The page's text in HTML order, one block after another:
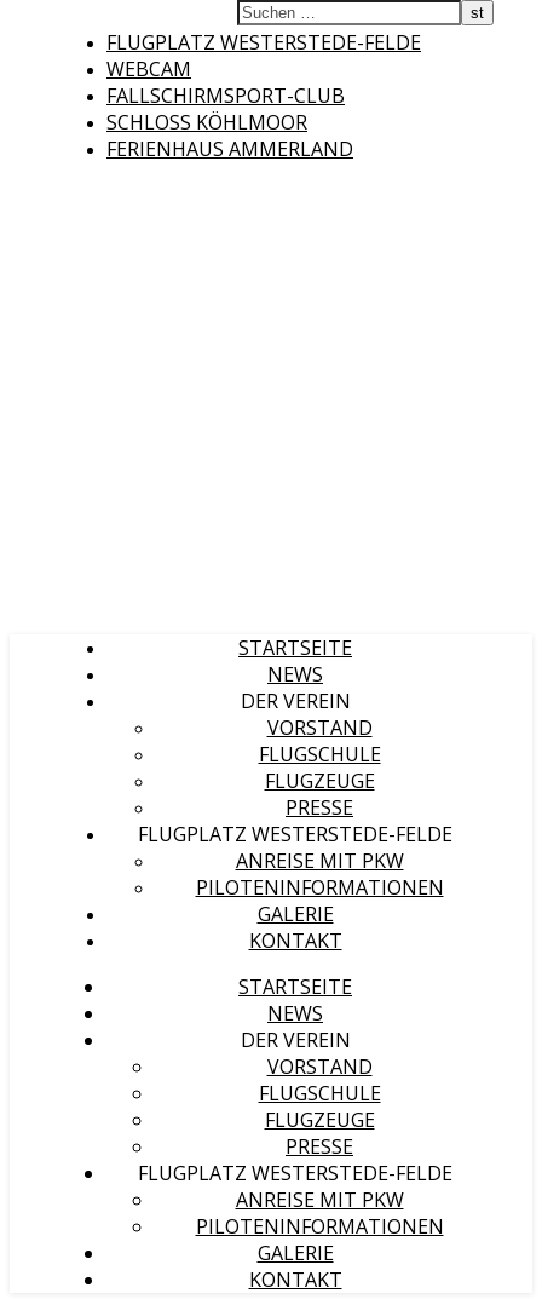
FLUGPLATZ WESTERSTEDE-FELDE
WEBCAM
FALLSCHIRMSPORT-CLUB
SCHLOSS KÖHLMOOR
FERIENHAUS AMMERLAND
Fliegerclub
STARTSEITE
NEWS
DER VEREIN
VORSTAND
FLUGSCHULE
FLUGZEUGE
PRESSE
FLUGPLATZ WESTERSTEDE-FELDE
ANREISE MIT PKW
PILOTENINFORMATIONEN
GALERIE
KONTAKT
STARTSEITE
NEWS
DER VEREIN
VORSTAND
FLUGSCHULE
FLUGZEUGE
PRESSE
FLUGPLATZ WESTERSTEDE-FELDE
ANREISE MIT PKW
PILOTENINFORMATIONEN
GALERIE
KONTAKT